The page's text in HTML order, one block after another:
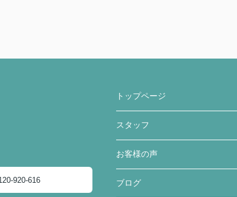
920-616
トップページ
スタッフ
お客様の声
ブログ